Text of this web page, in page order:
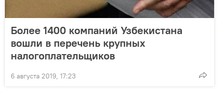
Более 1400 компаний Узбекистана
вошли в перечень крупных
налогоплательщиков
6 августа 2019, 17:23